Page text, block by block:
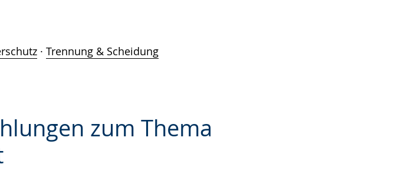
· Trennung & Scheidung
zum Thema